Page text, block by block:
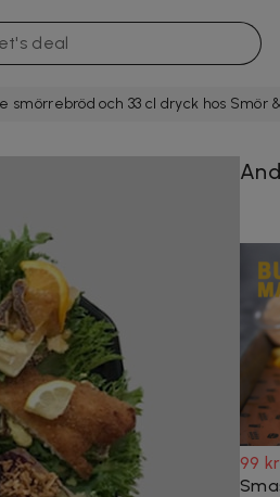
smörrebröd och 33 cl dryck hos Smör
99 kr